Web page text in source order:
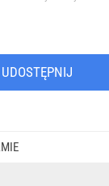
UDOSTĘPNIJ